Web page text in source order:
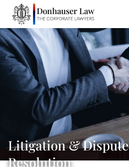
Litigation & Dispute
Resolution